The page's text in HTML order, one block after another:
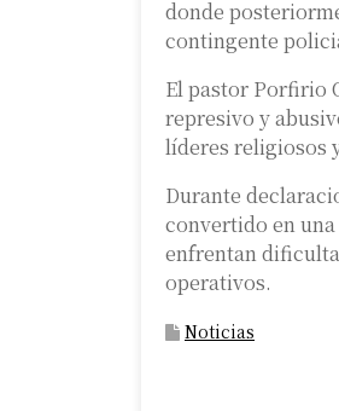
donde
contingente
El pastor Porfirio
represivo y
líderes religiosos
Durante
convertido en
enfrentan
operativos.
Noticias